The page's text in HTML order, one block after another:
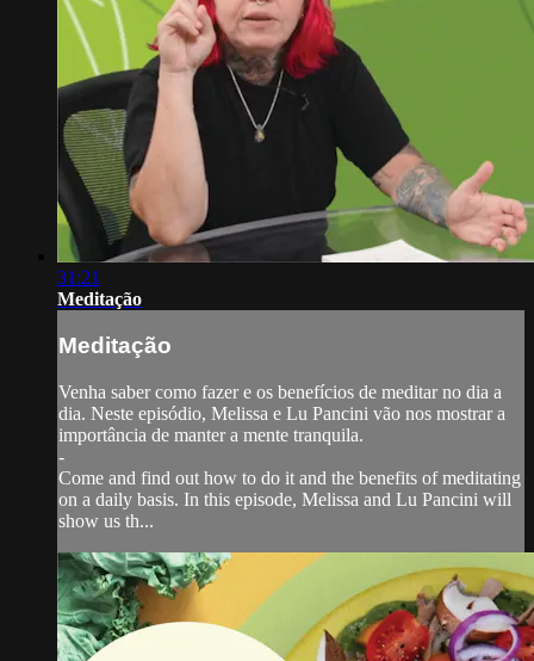
31:21
Meditação
Meditação
Venha saber como fazer e os benefícios de meditar no dia a
dia. Neste episódio, Melissa e Lu Pancini vão nos mostrar a
importância de manter a mente tranquila.
-
Come and find out how to do it and the benefits of meditating
on a daily basis. In this episode, Melissa and Lu Pancini will
show us th...